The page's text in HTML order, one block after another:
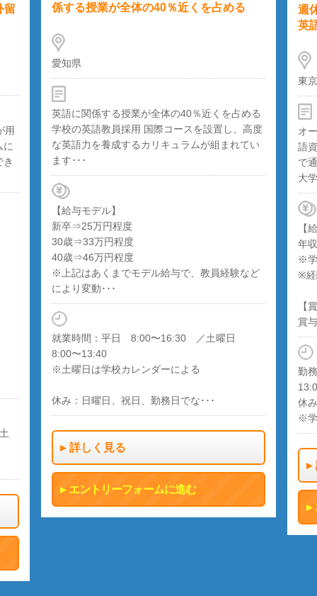
留
用
に
土
係する授業が全体の40％近くを占める
愛知県
英語に関係する授業が全体の40％近くを占める
学校の英語教員採用 国際コースを設置し、高度
な英語力を養成するカリキュラムが組まれてい
ます･･･
【給与モデル】
新卒⇒25万円程度
30歳⇒33万円程度
40歳⇒46万円程度
※上記はあくまでモデル給与で、教員経験など
により変動･･･
就業時間：平日 8:00〜16:30 ／土曜日
8:00〜13:40
※土曜日は学校カレンダーによる
休み：日曜日、祝日、勤務日でな･･･
詳しく見る
エントリーフォームに進む
週
英
東
オ
語
で
大
【
年
※
※経
【
賞
勤
休
※